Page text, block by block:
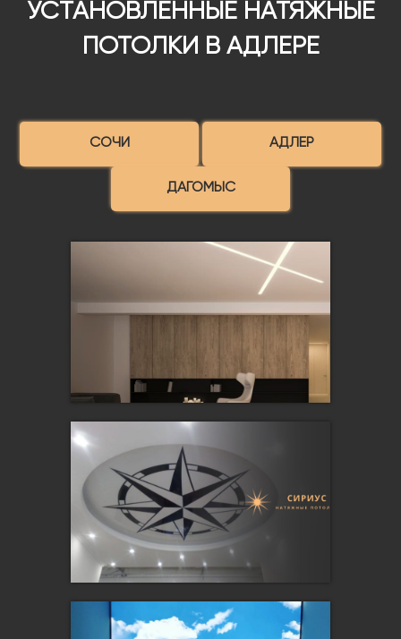
УСТАНОВЛЕННЫЕ НАТЯЖНЫЕ
ПОТОЛКИ В АДЛЕРЕ
СОЧИ АДЛЕР
ДАГОМЫС